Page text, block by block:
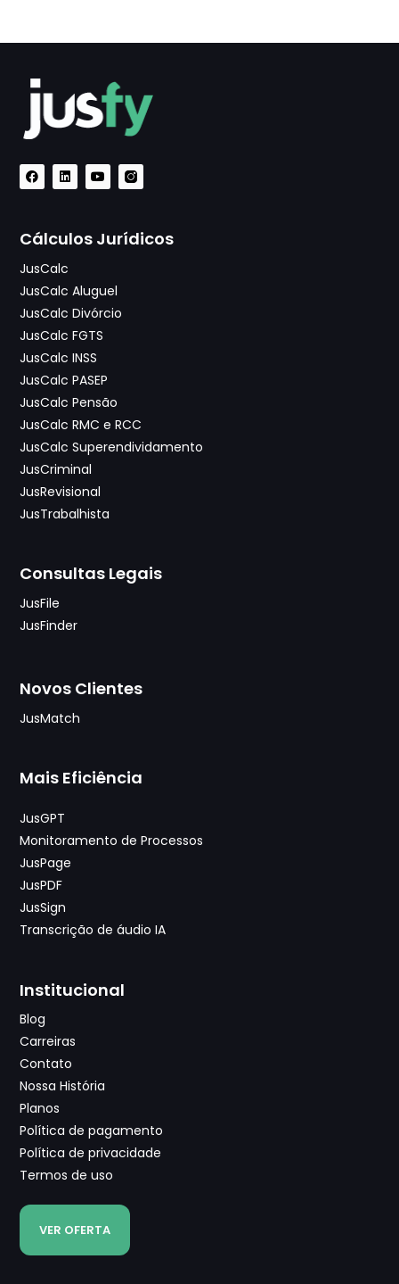
Cálculos Jurídicos
JusCalc
JusCalc Aluguel
JusCalc Divórcio
JusCalc FGTS
JusCalc INSS
JusCalc PASEP
JusCalc Pensão
JusCalc RMC e RCC
JusCalc Superendividamento
JusCriminal
JusRevisional
JusTrabalhista
Consultas Legais
JusFile
JusFinder
Novos Clientes
JusMatch
Mais Eficiência
JusGPT
Monitoramento de Processos
JusPage
JusPDF
JusSign
Transcrição de áudio IA
Institucional
Blog
Carreiras
Contato
Nossa História
Planos
Política de pagamento
Política de privacidade
Termos de uso
VER OFERTA